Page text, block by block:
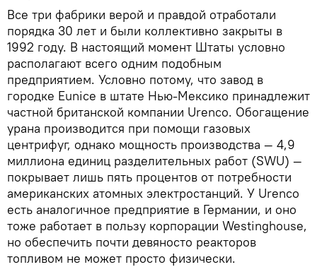
Все три фабрики верой и правдой отработали
порядка 30 лет и были коллективно закрыты в
1992 году. В настоящий момент Штаты условно
располагают всего одним подобным
предприятием. Условно потому, что завод в
городке Eunice в штате Нью-Мексико принадлежит
частной британской компании Urenco. Обогащение
урана производится при помощи газовых
центрифуг, однако мощность производства — 4,9
миллиона единиц разделительных работ (SWU) —
покрывает лишь пять процентов от потребности
американских атомных электростанций. У Urenco
есть аналогичное предприятие в Германии, и оно
тоже работает в пользу корпорации Westinghouse,
но обеспечить почти девяносто реакторов
топливом не может просто физически.